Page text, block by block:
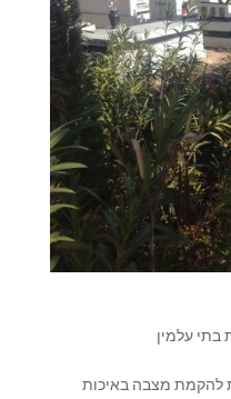
בתי עלמין
להקמת מצבה באיכות